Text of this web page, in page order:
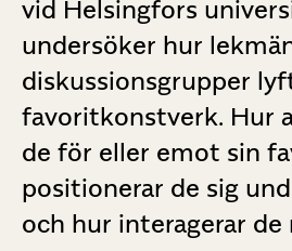
vid Helsingfors
undersöker hur
diskussionsgrupper
favoritkonstverk. Hur
de för eller emot sin
positionerar de sig
och hur interagerar de